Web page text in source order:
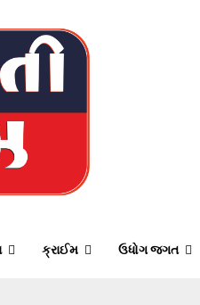
ક્રાઈમ ઉધોગ જગત